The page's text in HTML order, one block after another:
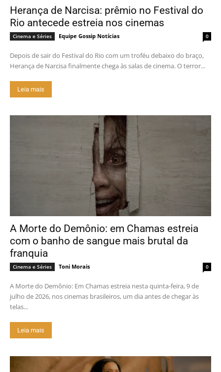
Herança de Narcisa: prêmio no Festival do
Rio antecede estreia nos cinemas
Cinema e Séries Equipe Gossip Notícias 0
Depois de sair do Festival do Rio com um troféu debaixo do braço,
Herança de Narcisa finalmente chega às salas de cinema. O terror...
Leia mais
A Morte do Demônio: em Chamas estreia
com o banho de sangue mais brutal da
franquia
Cinema e Séries Toni Morais 0
A Morte do Demônio: Em Chamas estreia nesta quinta-feira, 9 de
julho de 2026, nos cinemas brasileiros, um dia antes de chegar às
telas...
Leia mais